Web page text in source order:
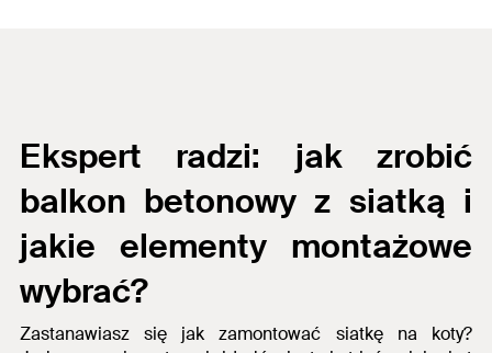
Ekspert radzi: jak zrobić
balkon betonowy z siatką i
jakie elementy montażowe
wybrać?
Zastanawiasz się jak zamontować siatkę na koty?